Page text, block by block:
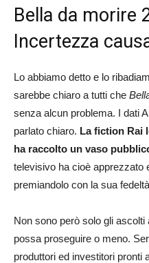
Bella da morire
Incertezza
Lo abbiamo detto e lo
sarebbe chiaro a tutti che
senza alcun problema. I dati
parlato chiaro. La fiction Rai
ha raccolto un vaso
televisivo ha cioè apprezzato
premiandolo con la sua
Non sono però solo gli
possa proseguire o meno.
produttori ed investitori pronti